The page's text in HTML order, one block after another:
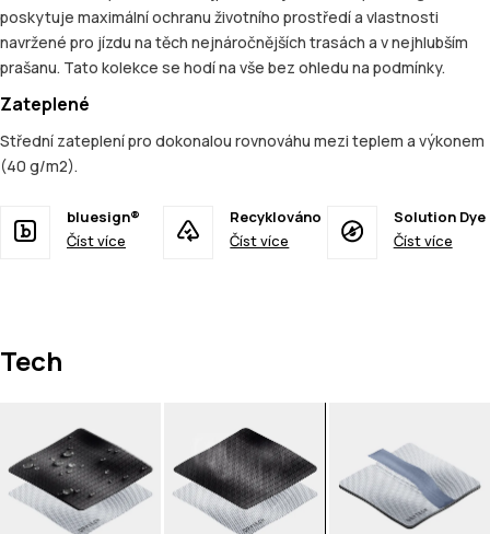
poskytuje maximální ochranu životního prostředí a vlastnosti
navržené pro jízdu na těch nejnáročnějších trasách a v nejhlubším
prašanu. Tato kolekce se hodí na vše bez ohledu na podmínky.
Zateplené
Střední zateplení pro dokonalou rovnováhu mezi teplem a výkonem
(40 g/m2).
bluesign®
Číst více
Recyklováno
Číst více
Solution Dye
Číst více
Tech